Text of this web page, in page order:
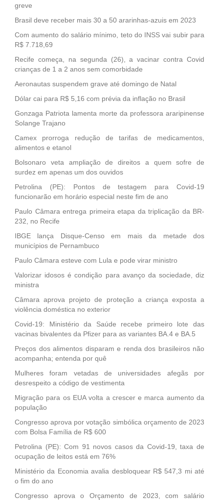
greve
Brasil deve receber mais 30 a 50 ararinhas-azuis em 2023
Com aumento do salário mínimo, teto do INSS vai subir para
R$ 7.718,69
Recife começa, na segunda (26), a vacinar contra Covid
crianças de 1 a 2 anos sem comorbidade
Aeronautas suspendem grave até domingo de Natal
Dólar cai para R$ 5,16 com prévia da inflação no Brasil
Gonzaga Patriota lamenta morte da professora araripinense
Solange Trajano
Camex prorroga redução de tarifas de medicamentos,
alimentos e etanol
Bolsonaro veta ampliação de direitos a quem sofre de
surdez em apenas um dos ouvidos
Petrolina (PE): Pontos de testagem para Covid-19
funcionarão em horário especial neste fim de ano
Paulo Câmara entrega primeira etapa da triplicação da BR-
232, no Recife
IBGE lança Disque-Censo em mais da metade dos
municípios de Pernambuco
Paulo Câmara esteve com Lula e pode virar ministro
Valorizar idosos é condição para avanço da sociedade, diz
ministra
Câmara aprova projeto de proteção a criança exposta a
violência doméstica no exterior
Covid-19: Ministério da Saúde recebe primeiro lote das
vacinas bivalentes da Pfizer para as variantes BA.4 e BA.5
Preços dos alimentos disparam e renda dos brasileiros não
acompanha; entenda por quê
Mulheres foram vetadas de universidades afegãs por
desrespeito a código de vestimenta
Migração para os EUA volta a crescer e marca aumento da
população
Congresso aprova por votação simbólica orçamento de 2023
com Bolsa Família de R$ 600
Petrolina (PE): Com 91 novos casos da Covid-19, taxa de
ocupação de leitos está em 76%
Ministério da Economia avalia desbloquear R$ 547,3 mi até
o fim do ano
Congresso aprova o Orçamento de 2023, com salário